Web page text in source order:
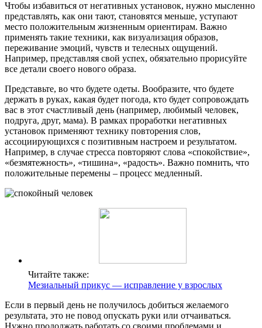
Чтобы избавиться от негативных установок, нужно мысленно
представлять, как они тают, становятся меньше, уступают
место положительным жизненным ориентирам. Важно
применять такие техники, как визуализация образов,
переживание эмоций, чувств и телесных ощущений.
Например, представляя свой успех, обязательно прорисуйте
все детали своего нового образа.
Представьте, во что будете одеты. Вообразите, что будете
держать в руках, какая будет погода, кто будет сопровождать
вас в этот счастливый день (например, любимый человек,
подруга, друг, мама). В рамках проработки негативных
установок применяют технику повторения слов,
ассоциирующихся с позитивным настроем и результатом.
Например, в случае стресса повторяют слова «спокойствие»,
«безмятежность», «тишина», «радость». Важно помнить, что
положительные перемены – процесс медленный.
Читайте также:
Мезиальный прикус — исправление у взрослых
Если в первый день не получилось добиться желаемого
результата, это не повод опускать руки или отчаиваться.